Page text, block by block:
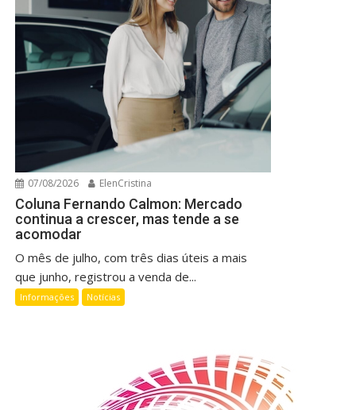
07/08/2026 ElenCristina
Coluna Fernando Calmon: Mercado
continua a crescer, mas tende a se
acomodar
O mês de julho, com três dias úteis a mais
que junho, registrou a venda de...
Informações Notícias